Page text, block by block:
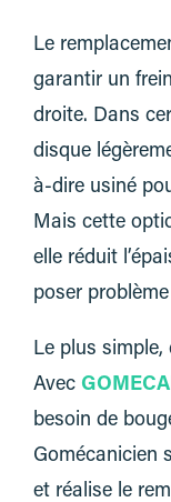
Le
garantir un
droite. Dans
disque
à-dire usiné
Mais cette
elle réduit
poser
Le plus simple,
Avec
besoin de
Gomécanicien
et réalise le